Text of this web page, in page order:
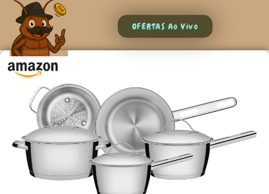
OFERTAS Ao Vivo